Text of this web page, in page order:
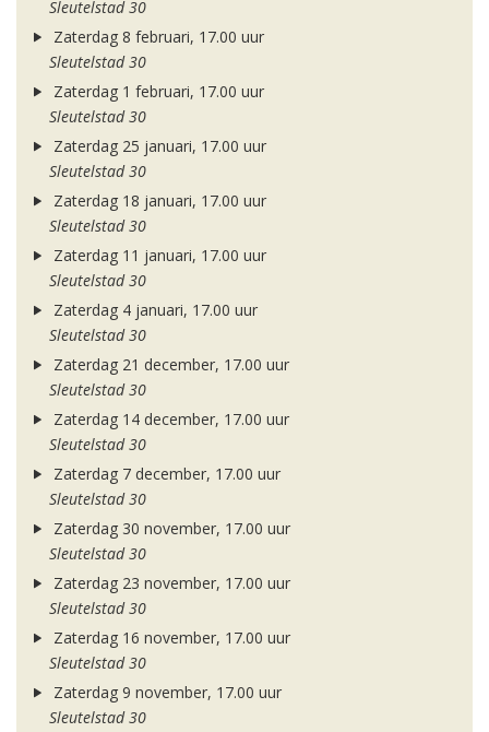
Sleutelstad 30
Zaterdag 8 februari, 17.00 uur
Sleutelstad 30
Zaterdag 1 februari, 17.00 uur
Sleutelstad 30
Zaterdag 25 januari, 17.00 uur
Sleutelstad 30
Zaterdag 18 januari, 17.00 uur
Sleutelstad 30
Zaterdag 11 januari, 17.00 uur
Sleutelstad 30
Zaterdag 4 januari, 17.00 uur
Sleutelstad 30
Zaterdag 21 december, 17.00 uur
Sleutelstad 30
Zaterdag 14 december, 17.00 uur
Sleutelstad 30
Zaterdag 7 december, 17.00 uur
Sleutelstad 30
Zaterdag 30 november, 17.00 uur
Sleutelstad 30
Zaterdag 23 november, 17.00 uur
Sleutelstad 30
Zaterdag 16 november, 17.00 uur
Sleutelstad 30
Zaterdag 9 november, 17.00 uur
Sleutelstad 30